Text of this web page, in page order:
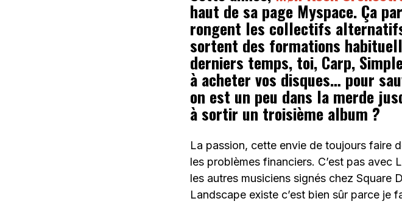
haut de sa page Myspace. Ça
rongent les collectifs
sortent des formations
derniers temps, toi, Carp,
à acheter vos disques… pour
on est un peu dans la merde
à sortir un troisième album ?
La passion, cette envie de toujours faire
les problèmes financiers. C’est pas
les autres musiciens signés chez Square
Landscape existe c’est bien sûr parce je